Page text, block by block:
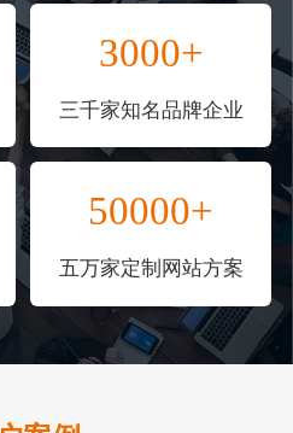
3000+
三千家知名品牌企业
50000+
五万家定制网站方案